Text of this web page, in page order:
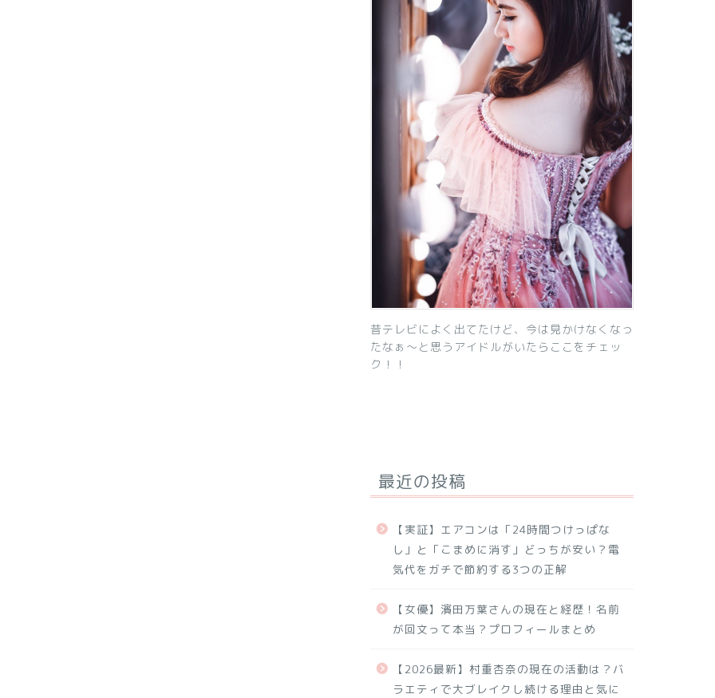
昔テレビによく出てたけど、今は見かけなくなっ
たなぁ～と思うアイドルがいたらここをチェッ
ク！！
最近の投稿
【実証】エアコンは「24時間つけっぱな
し」と「こまめに消す」どっちが安い？電
気代をガチで節約する3つの正解
【女優】濱田万葉さんの現在と経歴！名前
が回文って本当？プロフィールまとめ
【2026最新】村重杏奈の現在の活動は？バ
ラエティで大ブレイクし続ける理由と気に